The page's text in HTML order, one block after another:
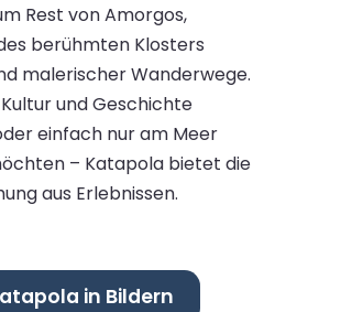
Rest von Amorgos,
berühmten Klosters
malerischer Wanderwege.
und Geschichte
einfach nur am Meer
– Katapola bietet die
aus Erlebnissen.
in Bildern